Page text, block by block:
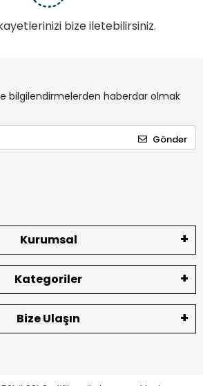
bize iletebilirsiniz.
bilgilendirmelerden haberdar olmak
Gönder
Kurumsal
Kategoriler
Bize Ulaşın